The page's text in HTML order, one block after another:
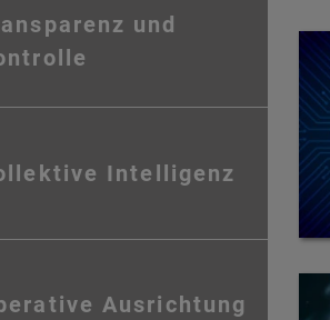
und
Intelligenz
Ausrichtung